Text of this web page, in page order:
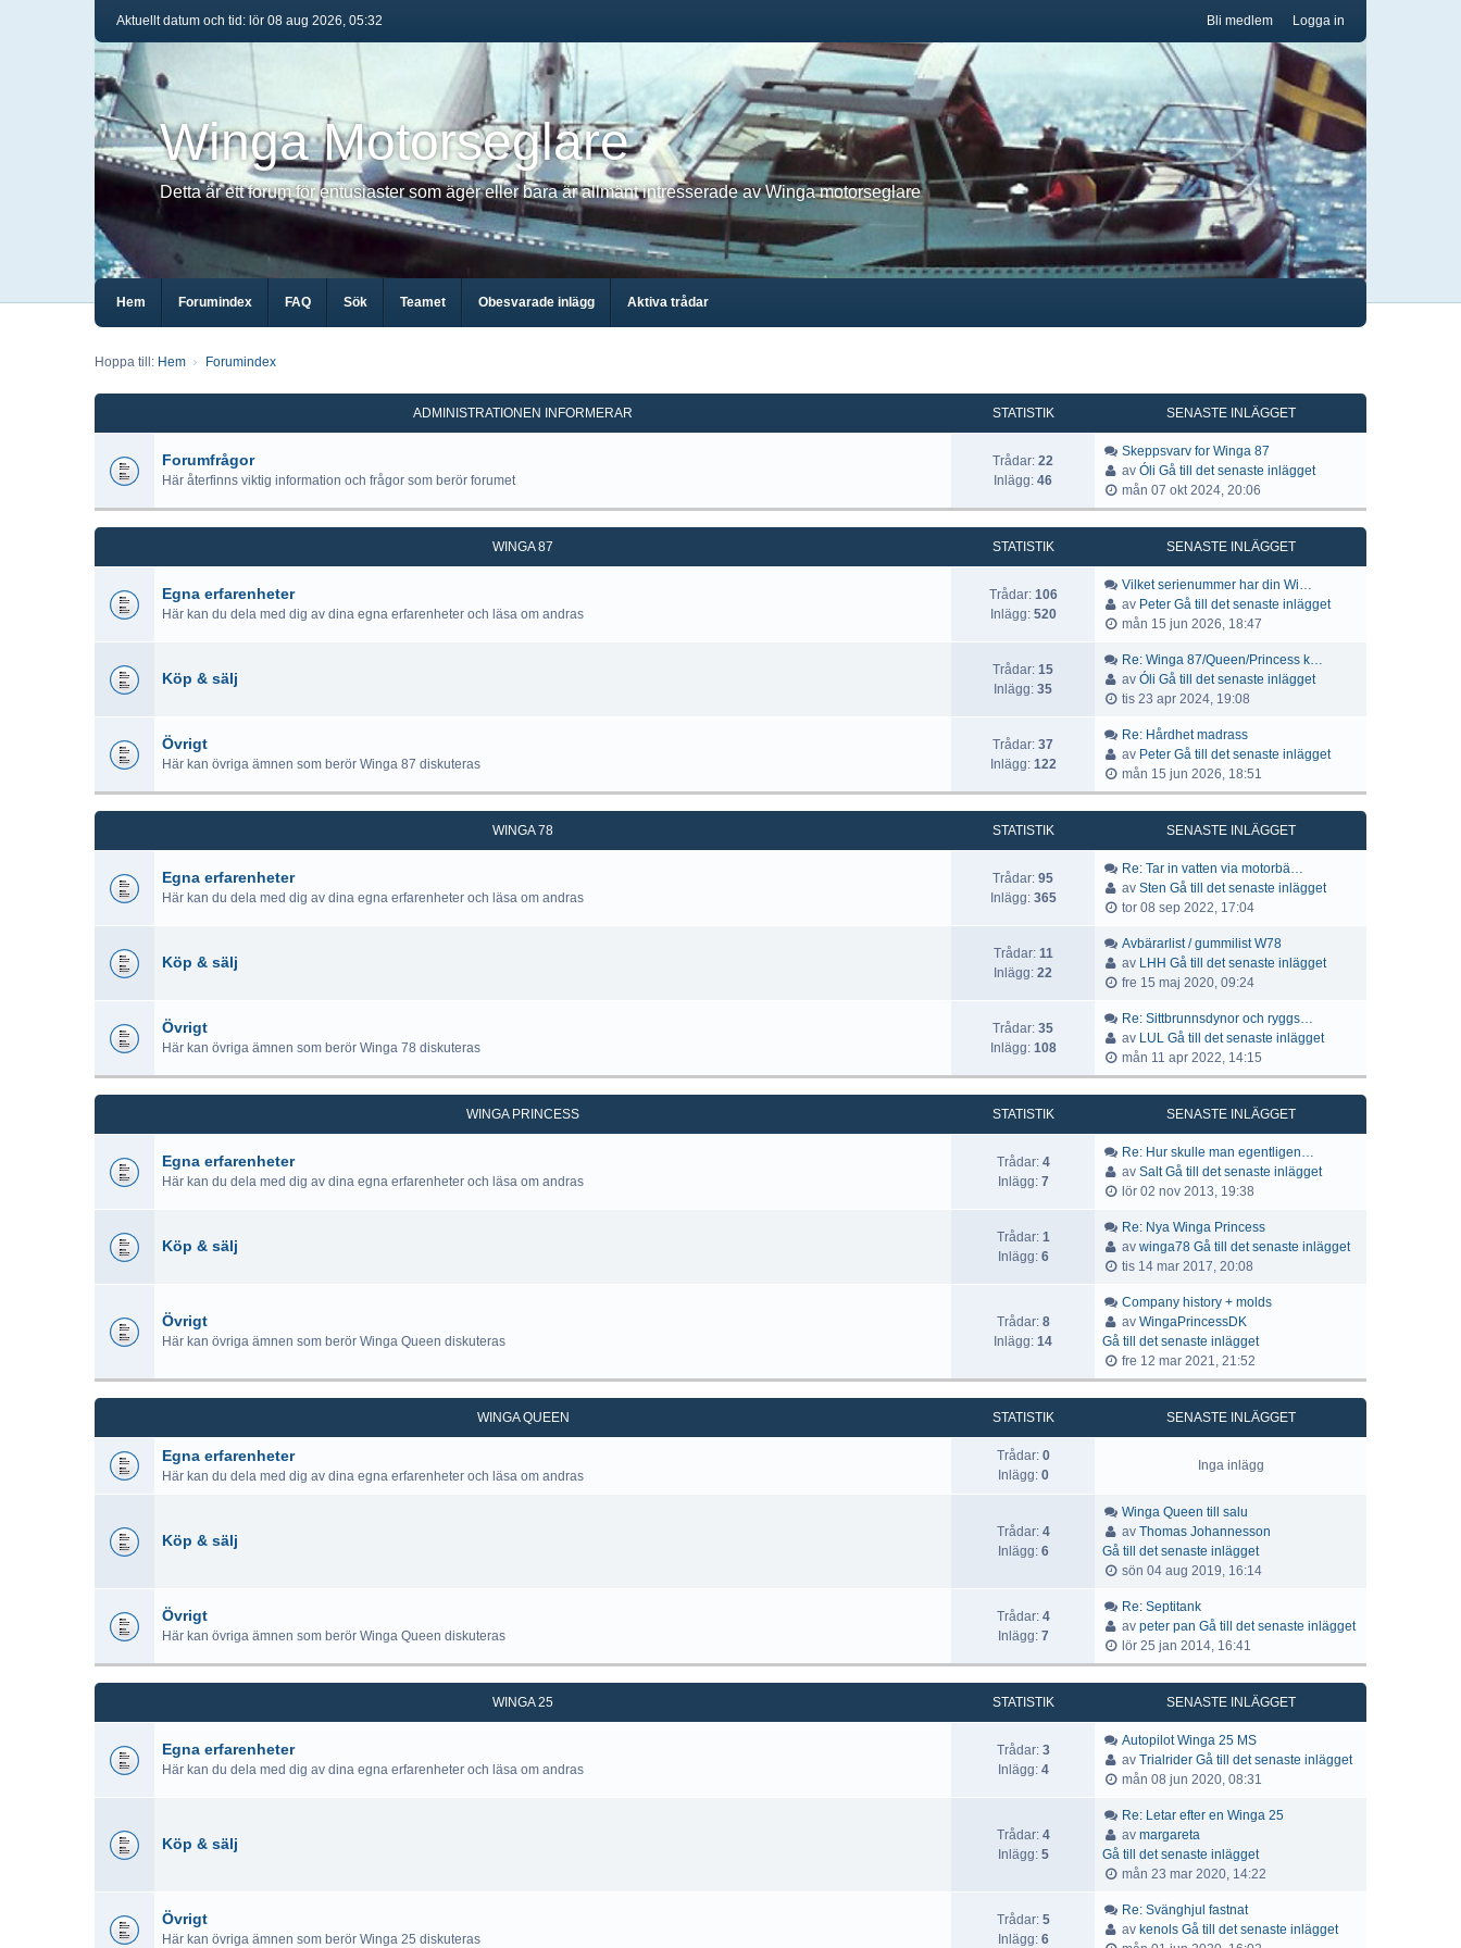
Logga in
Bli medlem
Aktuellt datum och tid: lör 08 aug 2026, 05:32
Winga Motorseglare
Detta är ett forum för entusiaster som äger eller bara är allmänt intresserade av Winga motorseglare
Hem Forumindex FAQ Sök Teamet Obesvarade inlägg Aktiva trådar
Hoppa till: Hem Forumindex
ADMINISTRATIONEN INFORMERAR STATISTIK SENASTE INLÄGGET
Forumfrågor
Här återfinns viktig information och frågor som berör forumet
Trådar: 22
Inlägg: 46
Skeppsvarv for Winga 87
avÓli Gå till det senaste inlägget
mån 07 okt 2024, 20:06
WINGA 87 STATISTIK SENASTE INLÄGGET
Egna erfarenheter
Här kan du dela med dig av dina egna erfarenheter och läsa om andras
Trådar: 106
Inlägg: 520
Vilket serienummer har din Wi…
av Peter Gå till det senaste inlägget
mån 15 jun 2026, 18:47
Köp & sälj Trådar: 15
Inlägg: 35
Re: Winga 87/Queen/Princess k…
avÓli Gå till det senaste inlägget
tis 23 apr 2024, 19:08
Övrigt
Här kan övriga ämnen som berör Winga 87 diskuteras
Trådar: 37
Inlägg: 122
Re: Hårdhet madrass
av Peter Gå till det senaste inlägget
mån 15 jun 2026, 18:51
WINGA 78 STATISTIK SENASTE INLÄGGET
Egna erfarenheter
Här kan du dela med dig av dina egna erfarenheter och läsa om andras
Trådar: 95
Inlägg: 365
Re: Tar in vatten via motorbä…
avSten Gå till det senaste inlägget
tor 08 sep 2022, 17:04
Köp & sälj Trådar: 11
Inlägg: 22
Avbärarlist / gummilist W78
av LHH Gå till det senaste inlägget
fre 15 maj 2020, 09:24
Övrigt
Här kan övriga ämnen som berör Winga 78 diskuteras
Trådar: 35
Inlägg: 108
Re: Sittbrunnsdynor och ryggs…
av LUL Gå till det senaste inlägget
mån 11 apr 2022, 14:15
WINGA PRINCESS STATISTIK SENASTE INLÄGGET
Egna erfarenheter
Här kan du dela med dig av dina egna erfarenheter och läsa om andras
Trådar: 4
Inlägg: 7
Re: Hur skulle man egentligen…
avSalt Gå till det senaste inlägget
lör 02 nov 2013, 19:38
Köp & sälj Trådar: 1
Inlägg: 6
Re: Nya Winga Princess
avwinga78 Gå till det senaste inlägget
tis 14 mar 2017, 20:08
Övrigt
Här kan övriga ämnen som berör Winga Queen diskuteras
Trådar: 8
Inlägg: 14
Company history + molds
avWingaPrincessDK
Gå till det senaste inlägget
fre 12 mar 2021, 21:52
WINGA QUEEN STATISTIK SENASTE INLÄGGET
Egna erfarenheter
Här kan du dela med dig av dina egna erfarenheter och läsa om andras
Trådar: 0
Inlägg: 0
Inga inlägg
Köp & sälj Trådar: 4
Inlägg: 6
Winga Queen till salu
avThomas Johannesson
Gå till det senaste inlägget
sön 04 aug 2019, 16:14
Övrigt
Här kan övriga ämnen som berör Winga Queen diskuteras
Trådar: 4
Inlägg: 7
Re: Septitank
avpeter pan Gå till det senaste inlägget
lör 25 jan 2014, 16:41
WINGA 25 STATISTIK SENASTE INLÄGGET
Egna erfarenheter
Här kan du dela med dig av dina egna erfarenheter och läsa om andras
Trådar: 3
Inlägg: 4
Autopilot Winga 25 MS
avTrialrider Gå till det senaste inlägget
mån 08 jun 2020, 08:31
Köp & sälj Trådar: 4
Inlägg: 5
Re: Letar efter en Winga 25
avmargareta
Gå till det senaste inlägget
mån 23 mar 2020, 14:22
Övrigt
Här kan övriga ämnen som berör Winga 25 diskuteras
Trådar: 5
Inlägg: 6
Re: Svänghjul fastnat
av kenols Gå till det senaste inlägget